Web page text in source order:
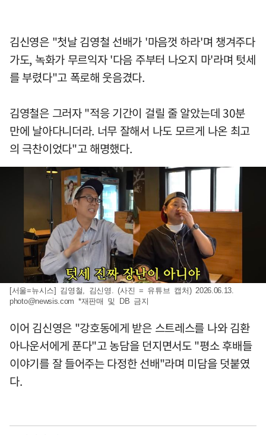
김신영은 "첫날 김영철 선배가 '마음껏 하라'며 챙겨주다
가도, 녹화가 무르익자 '다음 주부터 나오지 마'라며 텃세
를 부렸다"고 폭로해 웃음겼다.
김영철은 그러자 "적응 기간이 걸릴 줄 알았는데 30분
만에 날아다니더라. 너무 잘해서 나도 모르게 나온 최고
의 극찬이었다"고 해명했다.
[서울=뉴시스] 김영철, 김신영. (사진 = 유튜브 캡처) 2026.06.13.
photo@newsis.com *재판매 및 DB 금지
이어 김신영은 "강호동에게 받은 스트레스를 나와 김환
아나운서에게 푼다"고 농담을 던지면서도 "평소 후배들
이야기를 잘 들어주는 다정한 선배"라며 미담을 덧붙였
다.